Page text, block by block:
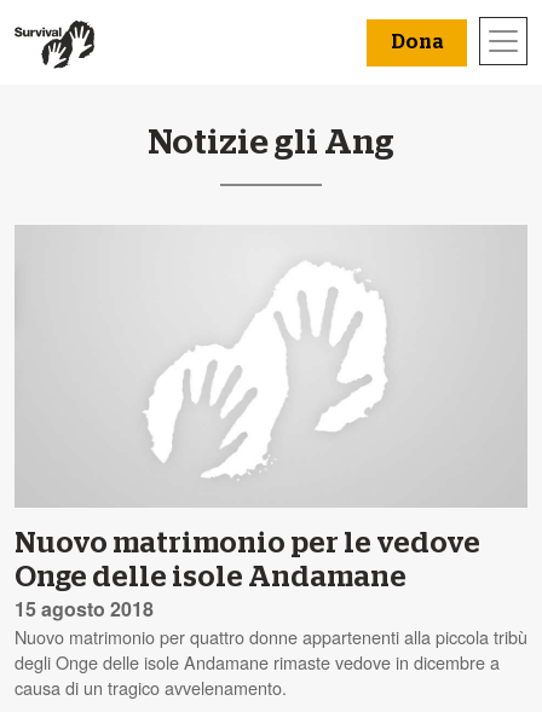
Dona
Notizie gli Ang
Nuovo matrimonio per le vedove
Onge delle isole Andamane
15 agosto 2018
Nuovo matrimonio per quattro donne appartenenti alla piccola tribù
degli Onge delle isole Andamane rimaste vedove in dicembre a
causa di un tragico avvelenamento.